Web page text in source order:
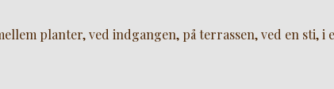
planter, ved indgangen, på terrassen, ved en sti, i